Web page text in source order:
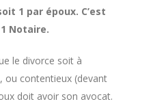
1 par époux. C’est
Notaire.
le divorce soit à
ou contentieux (devant
doit avoir son avocat.